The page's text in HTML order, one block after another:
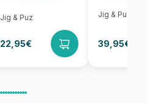
Jig & Puz
22,95€
Jig & Puz
39,95€